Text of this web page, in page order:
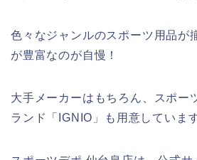
色々なジャンルのスポーツ用品が
が豊富なのが自慢！
大手メーカーはもちろん、スポー
ランド「IGNIO」も用意しています